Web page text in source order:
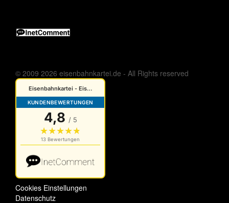
© 2009 2026 eisenbahnkartei.de - All Rights reserved
Cookies Einstellungen
Datenschutz